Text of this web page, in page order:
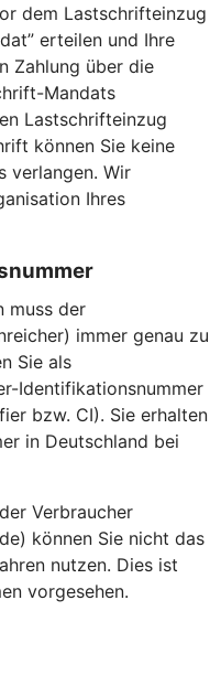
dem Lastschrifteinzug
erteilen und Ihre
Zahlung über die
Mandats
Lastschrifteinzug
können Sie keine
verlangen. Wir
Ihres
muss der
immer genau zu
Sie als
Identifikationsnummer
bzw. CI). Sie erhalten
in Deutschland bei
Verbraucher
können Sie nicht das
nutzen. Dies ist
vorgesehen.